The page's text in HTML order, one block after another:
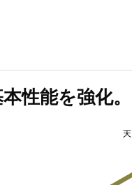
性能を強化。